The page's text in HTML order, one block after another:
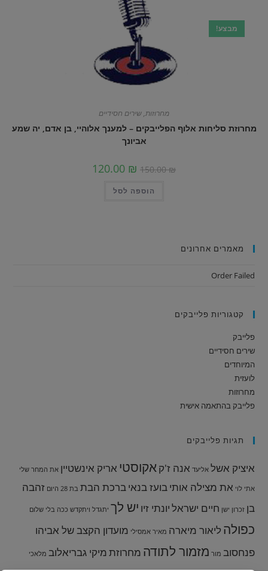
מבצע!
מחרוזות,שירים חסידיים
מחרוזת סליחות אלוף הפלייבקים – למענך אלוהיי, בן אדם, יה שמע
אביונך
150.00₪
120.00 ₪
הוספה לסל
מאמרים אחרונים
Order Failed
קטגוריות פלייבקים
פלייבק
שירים חסידיים
המיוחדים
לועזית
מחרוזות
פלייבק בהתאמה אישית
תגיות פלייבקים
איציק אשל אליעד אנה ז'קאקוסטי אריק אינשטיין את המחר שלי
אתי לוי את מצילה אותיבועז בנאיברכת הבת בת 28 היום זהבה
בן זכרון ישן חיים ישראליונתי זיו יש לך יתגדל ויתקדש ככה בלי שלום
כפולה ליאור מיארה מאיר אמסילי מועדון הקצב של אביהו
פנחסוב מור מזמור לתודה מחרוזתמיקי גבריאלוב מלאכי